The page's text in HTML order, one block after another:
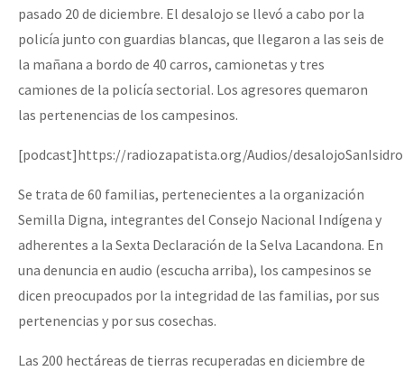
pasado 20 de diciembre. El desalojo se llevó a cabo por la
policía junto con guardias blancas, que llegaron a las seis de
la mañana a bordo de 40 carros, camionetas y tres
camiones de la policía sectorial. Los agresores quemaron
las pertenencias de los campesinos.
[podcast]https://radiozapatista.org/Audios/
Se trata de 60 familias, pertenecientes a la organización
Semilla Digna, integrantes del Consejo Nacional Indígena y
adherentes a la Sexta Declaración de la Selva Lacandona. En
una denuncia en audio (escucha arriba), los campesinos se
dicen preocupados por la integridad de las familias, por sus
pertenencias y por sus cosechas.
Las 200 hectáreas de tierras recuperadas en diciembre de